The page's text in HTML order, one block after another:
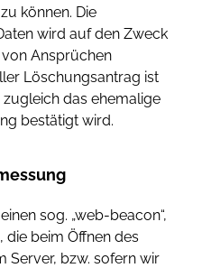
können. Die
wird auf den Zweck
Ansprüchen
Löschungsantrag ist
das ehemalige
bestätigt wird.
sog. „web-beacon“,
die beim Öffnen des
Server, bzw. sofern wir